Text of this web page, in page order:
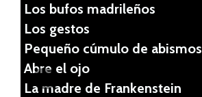
Los bufos madrileños
Los gestos
Pequeño cúmulo de abismos
Abre el ojo
La madre de Frankenstein